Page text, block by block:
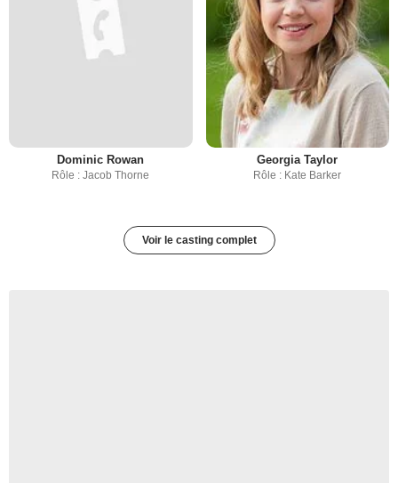
Dominic Rowan
Rôle : Jacob Thorne
Georgia Taylor
Rôle : Kate Barker
Voir le casting complet